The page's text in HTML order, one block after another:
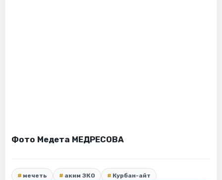
Фото Медета МЕДРЕСОВА
мечеть аким ЗКО Курбан-айт